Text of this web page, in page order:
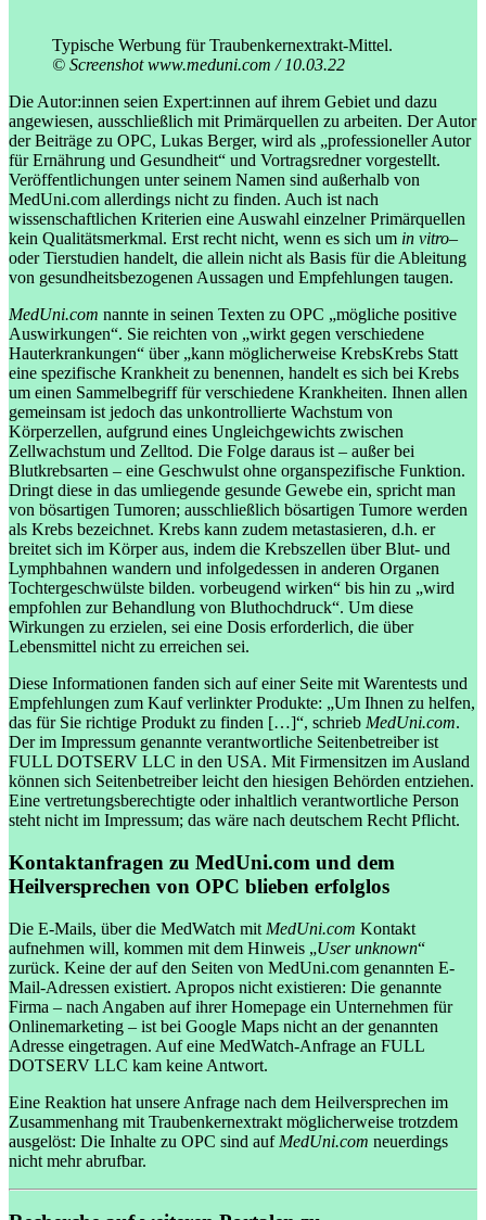
Typische Werbung für Traubenkernextrakt-Mittel.
© Screenshot www.meduni.com / 10.03.22
Die Autor:innen seien Expert:innen auf ihrem Gebiet und dazu
angewiesen, ausschließlich mit Primärquellen zu arbeiten. Der Autor
der Beiträge zu OPC, Lukas Berger, wird als „professioneller Autor
für Ernährung und Gesundheit“ und Vortragsredner vorgestellt.
Veröffentlichungen unter seinem Namen sind außerhalb von
MedUni.com allerdings nicht zu finden. Auch ist nach
wissenschaftlichen Kriterien eine Auswahl einzelner Primärquellen
kein Qualitätsmerkmal. Erst recht nicht, wenn es sich um in vitro–
oder Tierstudien handelt, die allein nicht als Basis für die Ableitung
von gesundheitsbezogenen Aussagen und Empfehlungen taugen.
MedUni.com nannte in seinen Texten zu OPC „mögliche positive
Auswirkungen“. Sie reichten von „wirkt gegen verschiedene
Hauterkrankungen“ über „kann möglicherweise KrebsKrebs Statt
eine spezifische Krankheit zu benennen, handelt es sich bei Krebs
um einen Sammelbegriff für verschiedene Krankheiten. Ihnen allen
gemeinsam ist jedoch das unkontrollierte Wachstum von
Körperzellen, aufgrund eines Ungleichgewichts zwischen
Zellwachstum und Zelltod. Die Folge daraus ist – außer bei
Blutkrebsarten – eine Geschwulst ohne organspezifische Funktion.
Dringt diese in das umliegende gesunde Gewebe ein, spricht man
von bösartigen Tumoren; ausschließlich bösartigen Tumore werden
als Krebs bezeichnet. Krebs kann zudem metastasieren, d.h. er
breitet sich im Körper aus, indem die Krebszellen über Blut- und
Lymphbahnen wandern und infolgedessen in anderen Organen
Tochtergeschwülste bilden. vorbeugend wirken“ bis hin zu „wird
empfohlen zur Behandlung von Bluthochdruck“. Um diese
Wirkungen zu erzielen, sei eine Dosis erforderlich, die über
Lebensmittel nicht zu erreichen sei.
Diese Informationen fanden sich auf einer Seite mit Warentests und
Empfehlungen zum Kauf verlinkter Produkte: „Um Ihnen zu helfen,
das für Sie richtige Produkt zu finden […]“, schrieb MedUni.com.
Der im Impressum genannte verantwortliche Seitenbetreiber ist
FULL DOTSERV LLC in den USA. Mit Firmensitzen im Ausland
können sich Seitenbetreiber leicht den hiesigen Behörden entziehen.
Eine vertretungsberechtigte oder inhaltlich verantwortliche Person
steht nicht im Impressum; das wäre nach deutschem Recht Pflicht.
Kontaktanfragen zu MedUni.com und dem
Heilversprechen von OPC blieben erfolglos
Die E-Mails, über die MedWatch mit MedUni.com Kontakt
aufnehmen will, kommen mit dem Hinweis „User unknown“
zurück. Keine der auf den Seiten von MedUni.com genannten E-
Mail-Adressen existiert. Apropos nicht existieren: Die genannte
Firma – nach Angaben auf ihrer Homepage ein Unternehmen für
Onlinemarketing – ist bei Google Maps nicht an der genannten
Adresse eingetragen. Auf eine MedWatch-Anfrage an FULL
DOTSERV LLC kam keine Antwort.
Eine Reaktion hat unsere Anfrage nach dem Heilversprechen im
Zusammenhang mit Traubenkernextrakt möglicherweise trotzdem
ausgelöst: Die Inhalte zu OPC sind auf MedUni.com neuerdings
nicht mehr abrufbar.